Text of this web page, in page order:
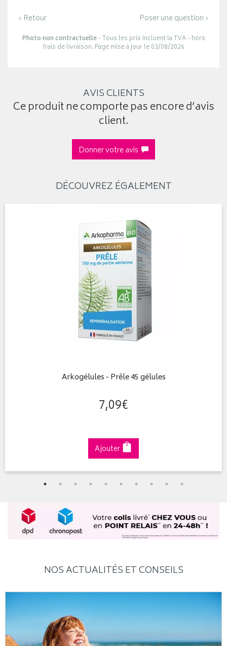
‹ Retour Poser une question ›
Photo non contractuelle- Tous les prix incluent la TVA - hors
frais de livraison. Page mise à jour le 03/08/2026
AVIS CLIENTS
Ce produit ne comporte pas encore d’avis
client.
Donner votre avis
DÉCOUVREZ ÉGALEMENT
Arkogélules - Prêle 45 gélules
7,09€
Ajouter
NOS ACTUALITÉS ET CONSEILS